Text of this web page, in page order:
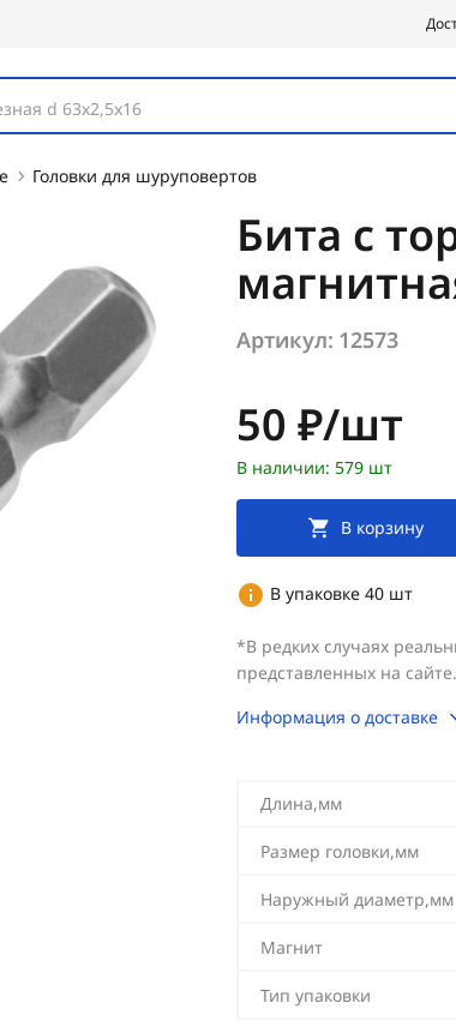
d 63х2,5х16
Головки для шуруповертов
Бита с
Артикул: 12573
Цена:
50 ₽/шт
В наличии: 579 шт
В корзину
В упаковке 40 шт
*В редких случаях
представленных на сайте.
Информация о доставке
Длина,мм
Размер головки,мм
Наружный диаметр,мм
Магнит
Тип упаковки